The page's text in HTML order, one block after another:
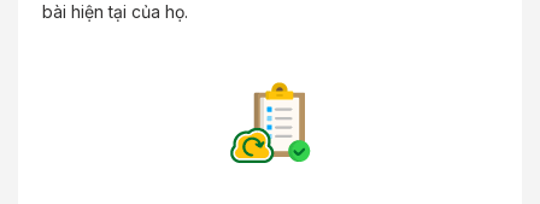
bài hiện tại của họ.